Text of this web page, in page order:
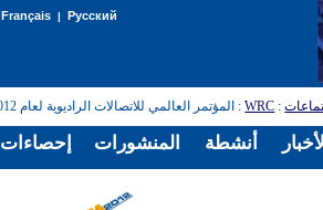
Français| Русский
:
WRC: المؤتمر العالمي للاتصالات الراديوية لعام 2012 (WRC-12)
إحصاءات المنشورات أنشطة